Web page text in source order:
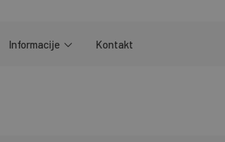
Informacije Kontakt